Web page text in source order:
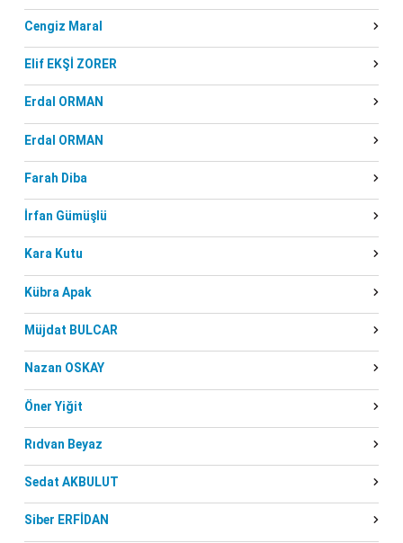
Cengiz Maral
Elif EKŞİ ZORER
Erdal ORMAN
Erdal ORMAN
Farah Diba
İrfan Gümüşlü
Kara Kutu
Kübra Apak
Müjdat BULCAR
Nazan OSKAY
Öner Yiğit
Rıdvan Beyaz
Sedat AKBULUT
Siber ERFİDAN